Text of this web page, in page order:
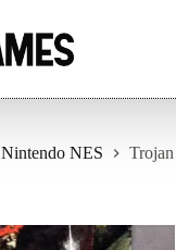
Nintendo NES